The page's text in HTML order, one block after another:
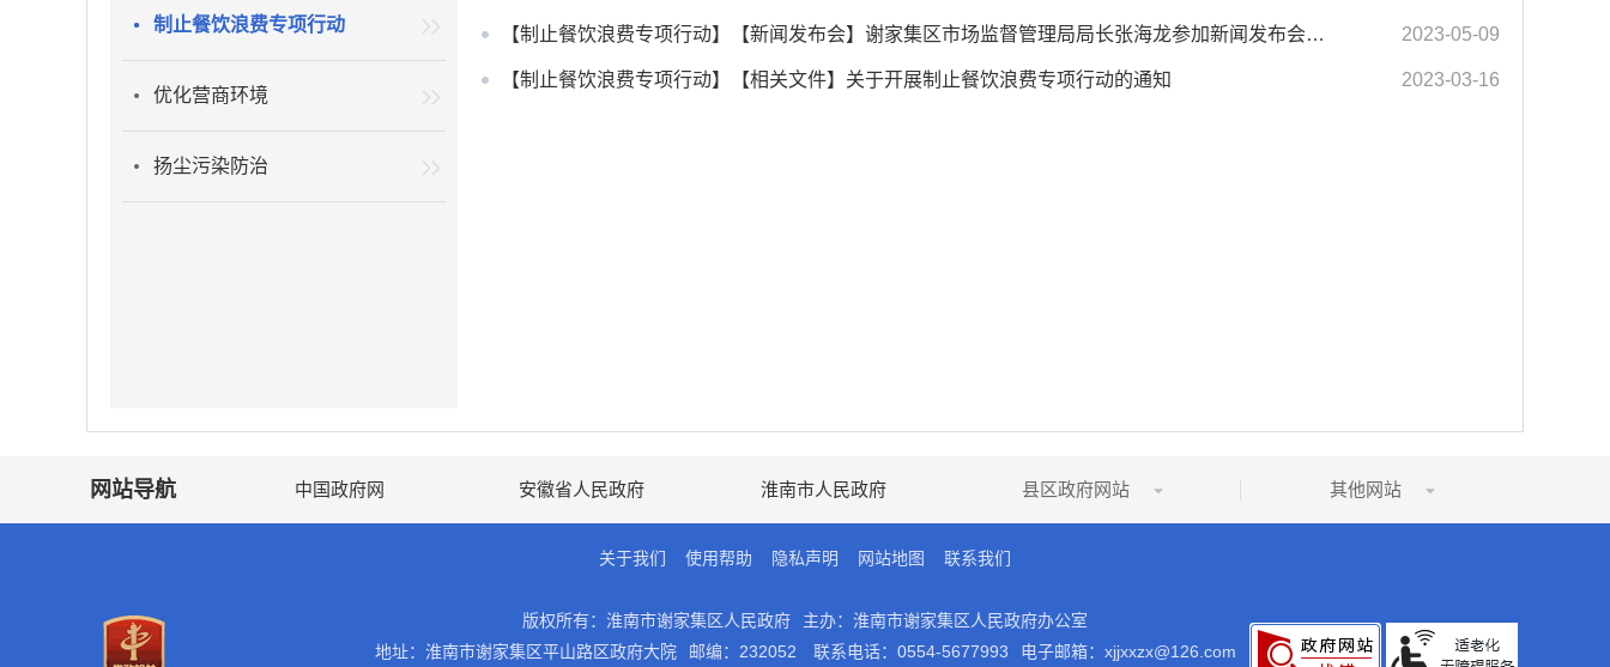
制止餐饮浪费专项行动
优化营商环境
扬尘污染防治
2023-05-09
【制止餐饮浪费专项行动】【新闻发布会】谢家集区市场监督管理局局长张海龙参加新闻发布会解读《...
2023-03-16
【制止餐饮浪费专项行动】【相关文件】关于开展制止餐饮浪费专项行动的通知
网站导航 中国政府网 安徽省人民政府 淮南市人民政府 县区政府网站 其他网站
关于我们 使用帮助 隐私声明 网站地图 联系我们
版权所有：淮南市谢家集区人民政府
主办：淮南市谢家集区人民政府办公室
地址：淮南市谢家集区平山路区政府大院
邮编：232052 联系电话：0554-5677993 电子邮箱：xjjxxzx@126.com